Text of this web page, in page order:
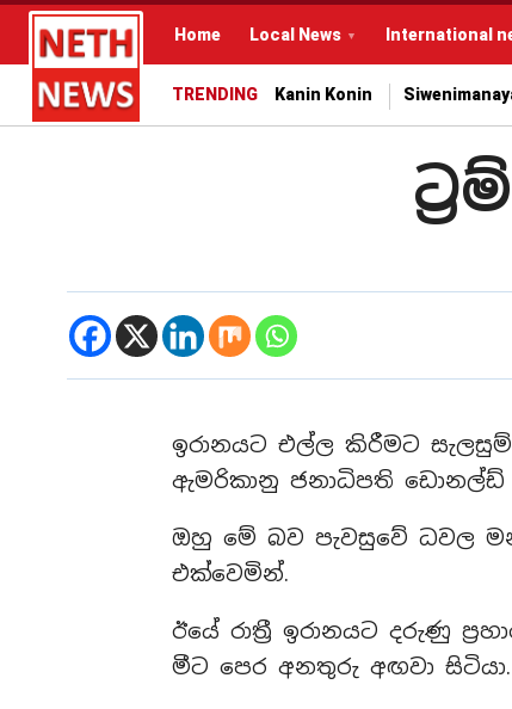
Home Local News International
TRENDING Kanin Konin
ඉරානයට එල්ල කිරීමට
ඇමරිකානු ජනාධිපති ඩොනල්ඩ්
ඔහු මේ බව පැවසුවේ ධවල
එක්වෙමින්.
ඊයේ රාත්‍රී ඉරානයට දරුණු
මීට පෙර අනතුරු අඟවා සිටියා.